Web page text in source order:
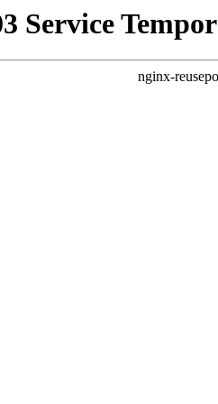
Service
nginx-